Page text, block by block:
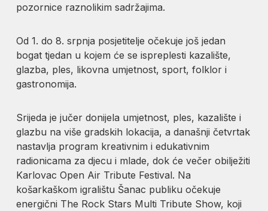
pozornice raznolikim sadržajima.
Od 1. do 8. srpnja posjetitelje očekuje još jedan
bogat tjedan u kojem će se ispreplesti kazalište,
glazba, ples, likovna umjetnost, sport, folklor i
gastronomija.
Srijeda je jučer donijela umjetnost, ples, kazalište i
glazbu na više gradskih lokacija, a današnji četvrtak
nastavlja program kreativnim i edukativnim
radionicama za djecu i mlade, dok će večer obilježiti
Karlovac Open Air Tribute Festival. Na
košarkaškom igralištu Šanac publiku očekuje
energični The Rock Stars Multi Tribute Show, koji